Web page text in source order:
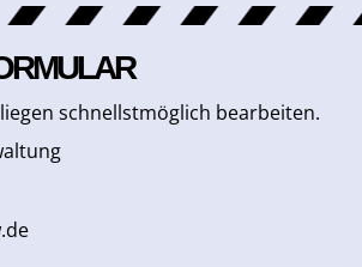
schnellstmöglich bearbeiten.